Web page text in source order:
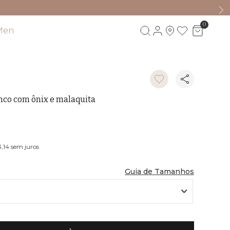
0
com ônix e malaquita
sem juros
Guia de Tamanhos